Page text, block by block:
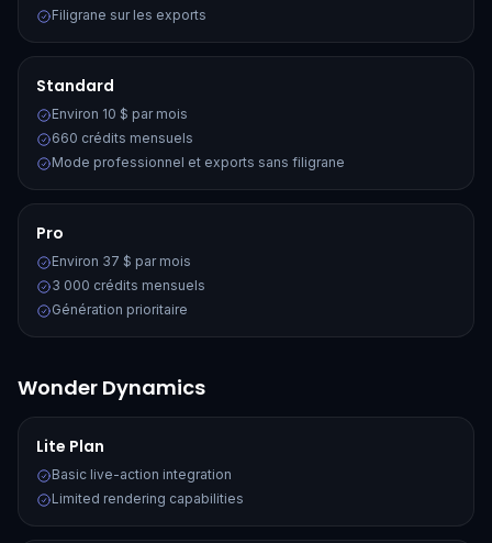
Filigrane sur les exports
Standard
Environ 10 $ par mois
660 crédits mensuels
Mode professionnel et exports sans filigrane
Pro
Environ 37 $ par mois
3 000 crédits mensuels
Génération prioritaire
Wonder Dynamics
Lite Plan
Basic live-action integration
Limited rendering capabilities